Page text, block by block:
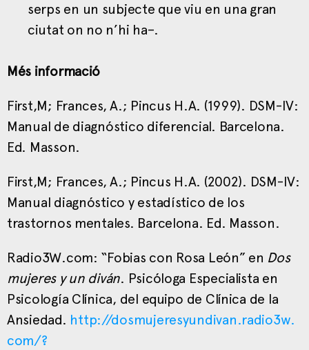
serps en un subjecte que viu en una gran
ciutat on no n’hi ha–.
Més informació
First,M; Frances, A.; Pincus H.A. (1999). DSM-IV:
Manual de diagnóstico diferencial. Barcelona.
Ed. Masson.
First,M; Frances, A.; Pincus H.A. (2002). DSM-IV:
Manual diagnóstico y estadístico de los
trastornos mentales. Barcelona. Ed. Masson.
Radio3W.com: “Fobias con Rosa León” en Dos
mujeres y un diván. Psicóloga Especialista en
Psicología Clínica, del equipo de Clínica de la
Ansiedad. http://dosmujeresyundivan.radio3w.
com/?